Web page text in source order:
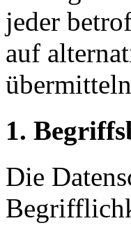
jeder
auf
1.
Die